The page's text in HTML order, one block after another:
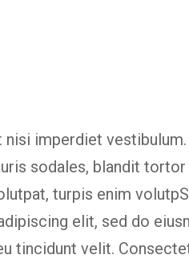
nisi imperdiet
sodales, blandit
turpis enim
elit, sed do
tincidunt velit.